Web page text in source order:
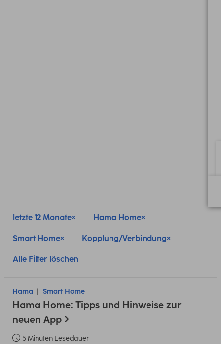
letzte 12 Monate Hama Home
Smart Home Kopplung/Verbindung
Alle Filter löschen
Hama Smart Home
Hama Home: Tipps und Hinweise zur
neuen App
5 Minuten Lesedauer